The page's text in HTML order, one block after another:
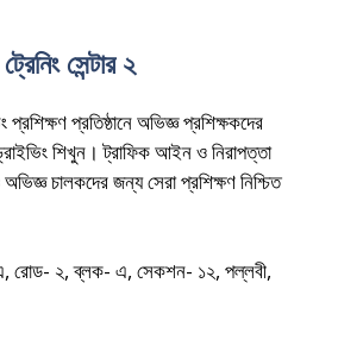
সেন্টার ২
প্রতিষ্ঠানে অভিজ্ঞ প্রশিক্ষকদের
শিখুন। ট্রাফিক আইন ও নিরাপত্তা
চালকদের জন্য সেরা প্রশিক্ষণ নিশ্চিত
রোড- ২, ব্লক- এ, সেকশন- ১২, পল্লবী,